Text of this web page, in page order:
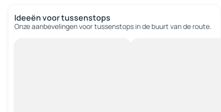
Ideeën voor tussenstops
Onze aanbevelingen voor tussenstops in de buurt van de route.